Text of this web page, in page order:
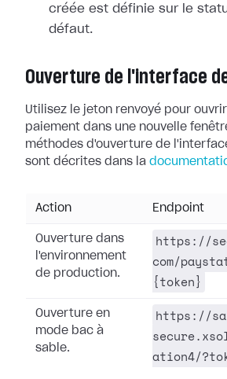
créée est définie sur le
défaut.
Ouverture de l'interface
Utilisez le jeton renvoyé pour
paiement dans une nouvelle
méthodes d'ouverture de
sont décrites dans la
Action Endpoint
Ouverture dans
l'environnement
de production.
https://
com/
{token}
Ouverture en
mode bac à
sable.
https://
ation4/